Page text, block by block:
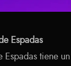
Espadas
Espadas tiene